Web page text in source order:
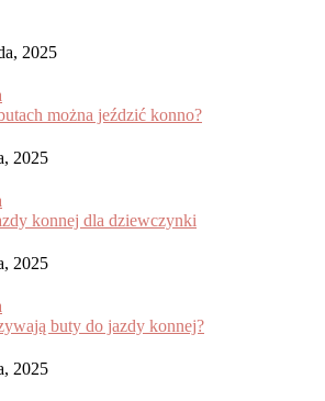
2025
można jeździć konno?
2025
konnej dla dziewczynki
2025
buty do jazdy konnej?
2025